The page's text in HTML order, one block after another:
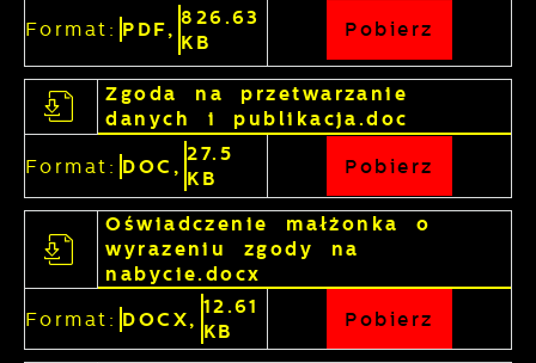
Format: PDF,
826.63
KB
Pobierz
Zgoda na przetwarzanie
danych i publikacja.doc
Format: DOC,
27.5
KB
Pobierz
Oświadczenie małżonka o
wyrazeniu zgody na
nabycie.docx
Format: DOCX,
12.61
KB
Pobierz